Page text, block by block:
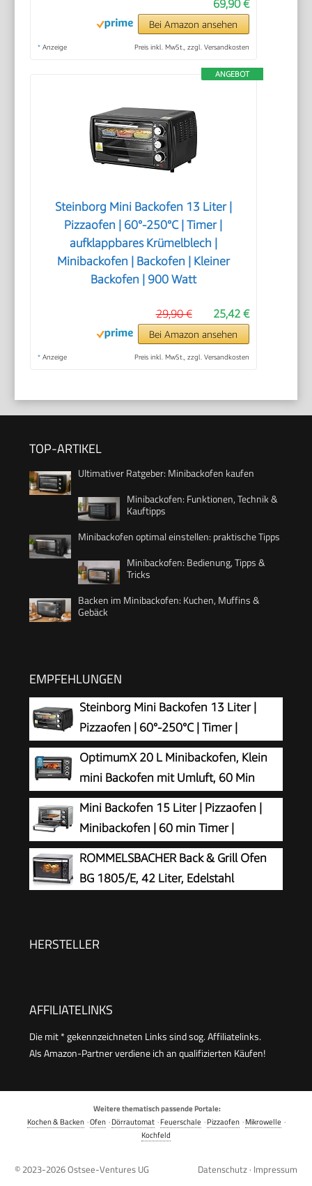
69,90 €
Bei Amazon ansehen
* Anzeige Preis inkl. MwSt., zzgl. Versandkosten
ANGEBOT
Steinborg Mini Backofen 13 Liter |
Pizzaofen | 60°-250°C | Timer |
aufklappbares Krümelblech |
Minibackofen | Backofen | Kleiner
Backofen | 900 Watt
25,42 €
29,90 €
Bei Amazon ansehen
* Anzeige Preis inkl. MwSt., zzgl. Versandkosten
TOP-ARTIKEL
Ultimativer Ratgeber: Minibackofen kaufen
Minibackofen: Funktionen, Technik &
Kauftipps
Minibackofen optimal einstellen: praktische Tipps
Minibackofen: Bedienung, Tipps &
Tricks
Backen im Minibackofen: Kuchen, Muffins &
Gebäck
EMPFEHLUNGEN
Steinborg Mini Backofen 13 Liter |
Pizzaofen | 60°-250°C | Timer |
aufklappbares Krümelblech |
Minibackofen | Backofen | Kleiner Backofen | 900
Watt
OptimumX 20 L Minibackofen, Klein
mini Backofen mit Umluft, 60 Min
Timer, Pizza-Ofen, 1380 W, Schwarz
Mini Backofen 15 Liter | Pizzaofen |
Minibackofen | 60 min Timer |
100°-230°C | 1200 Watt | Backofen |
Krümelblech | Mini Oven | Camping Ofen |
Kleiner Backofen | Energiesparend
ROMMELSBACHER Back & Grill Ofen
BG 1805/E, 42 Liter, Edelstahl
HERSTELLER
AFFILIATELINKS
Die mit * gekennzeichneten Links sind sog. Affiliatelinks.
Als Amazon-Partner verdiene ich an qualifizierten Käufen!
Weitere thematisch passende Portale:
Kochen & Backen·Ofen·Dörrautomat·Feuerschale ·Pizzaofen·Mikrowelle ·
Kochfeld
© 2023-2026Ostsee-Ventures UG Datenschutz · Impressum